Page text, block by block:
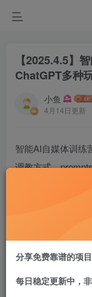
【2025.4.5】
ChatGPT多种
小鱼
4月14日更新
智能AI自媒体训练
调教方式、
师），AI文本创
写作），AI图像
作（调赦视频脚本
（调教专属导师、
图、PPT工具的联
分享免费靠谱的项
每日稳定更新中，